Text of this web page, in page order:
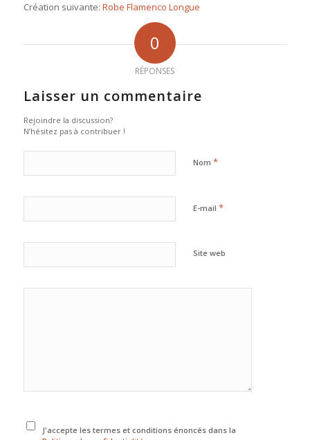
Création suivante: Robe Flamenco Longue
0
RÉPONSES
Laisser un commentaire
Rejoindre la discussion?
N’hésitez pas à contribuer !
Nom *
E-mail *
Site web
J'accepte les termes et conditions énoncés dans la